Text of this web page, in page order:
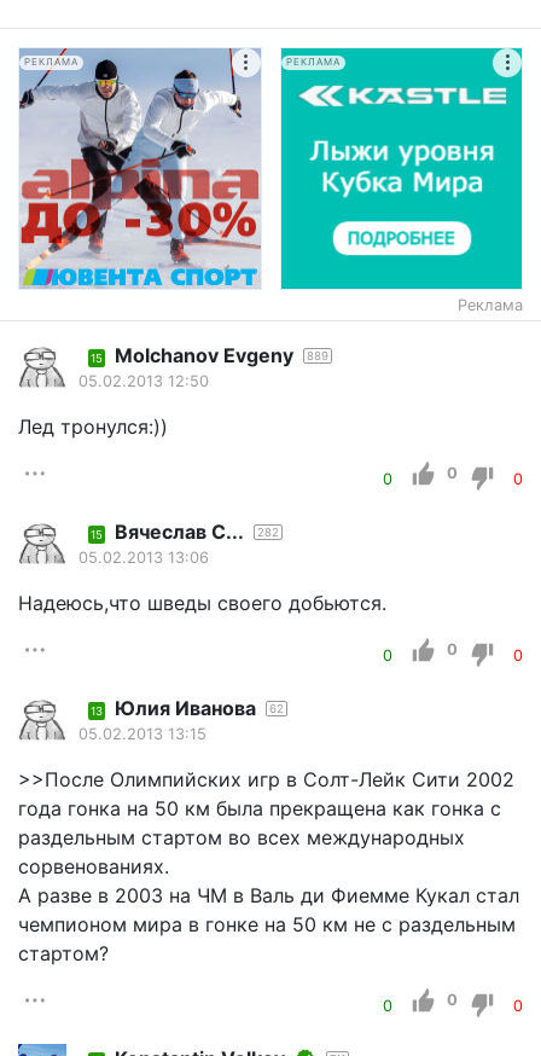
РЕКЛАМА РЕКЛАМА
Реклама
15 Molchanov Evgeny 889
05.02.2013 12:50
Лед тронулся:))
0 0 0
15 Вячеслав С... 282
05.02.2013 13:06
Надеюсь,что шведы своего добьются.
0 0 0
13 Юлия Иванова 62
05.02.2013 13:15
>>После Олимпийских игр в Солт-Лейк Сити 2002
года гонка на 50 км была прекращена как гонка с
раздельным стартом во всех международных
сорвенованиях.
А разве в 2003 на ЧМ в Валь ди Фиемме Кукал стал
чемпионом мира в гонке на 50 км не с раздельным
стартом?
0 0 0